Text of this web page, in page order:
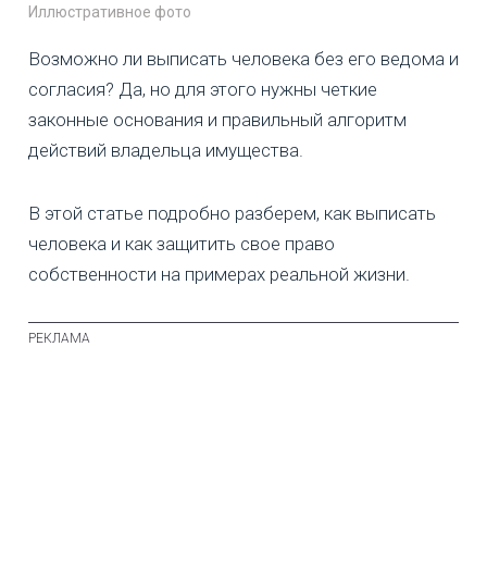
Иллюстративное фото
Возможно ли выписать человека без его ведома и
согласия? Да, но для этого нужны четкие
законные основания и правильный алгоритм
действий владельца имущества.
В этой статье подробно разберем, как выписать
человека и как защитить свое право
собственности на примерах реальной жизни.